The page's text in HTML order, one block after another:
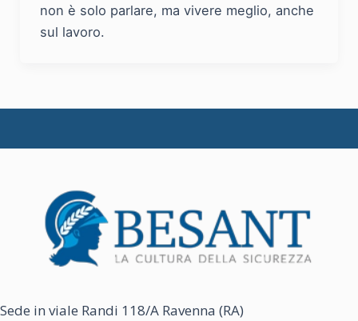
non è solo parlare, ma vivere meglio, anche
sul lavoro.
Sede in viale Randi 118/A Ravenna (RA)